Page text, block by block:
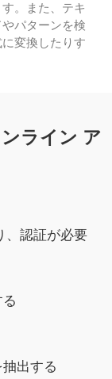
。また、テキ
パターンを検
変換したりす
ライン ア
、認証が必要
出する